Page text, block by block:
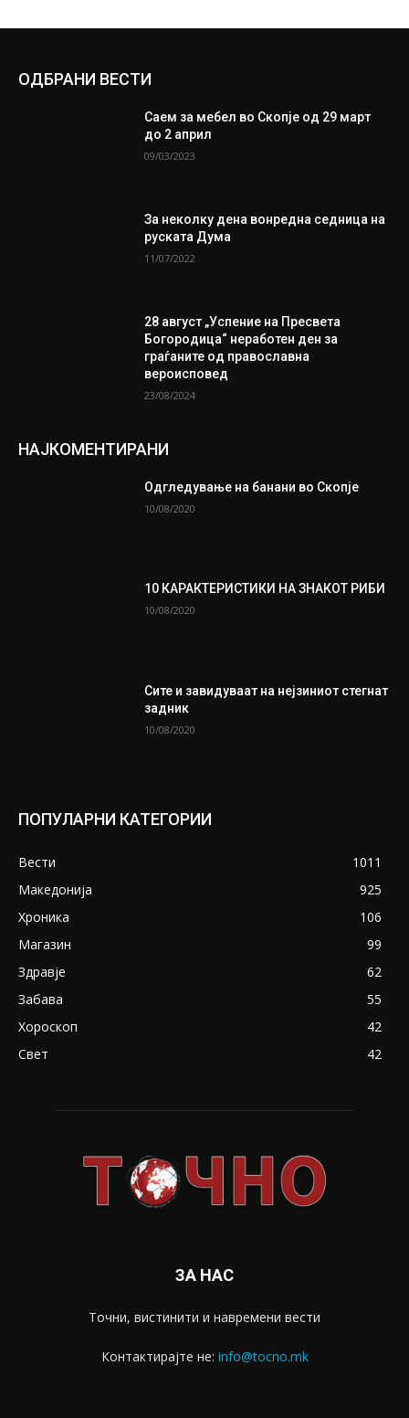
ОДБРАНИ ВЕСТИ
Саем за мебел во Скопје од 29 март
до 2 април
09/03/2023
За неколку дена вонредна седница на
руската Дума
11/07/2022
28 август „Успение на Пресвета
Богородица“ неработен ден за
граѓаните од православна
вероисповед
23/08/2024
НАЈКОМЕНТИРАНИ
Одгледување на банани во Скопје
10/08/2020
10 КАРАКТЕРИСТИКИ НА ЗНАКОТ РИБИ
10/08/2020
Сите и завидуваат на нејзиниот стегнат
задник
10/08/2020
ПОПУЛАРНИ КАТЕГОРИИ
Вести
1011
Македонија
925
Хроника
106
Магазин
99
Здравје
62
Забава
55
Хороскоп
42
Свет
42
ЗА НАС
Точни, вистинити и навремени вести
Контактирајте не: info@tocno.mk